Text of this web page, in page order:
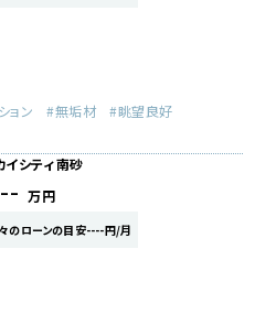
ョン 無垢材
眺望良好
イシティ南砂
万円
のローンの目安----円/月